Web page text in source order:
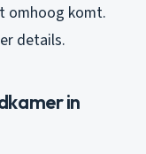
omhoog komt.
details.
in